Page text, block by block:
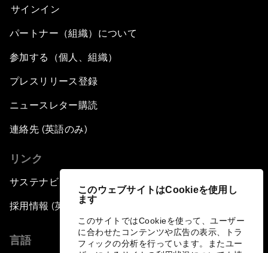
このウェブサイトはCookieを使用し
ます
このサイトではCookieを使って、ユーザー
に合わせたコンテンツや広告の表示、トラ
フィックの分析を行っています。またユー
サインイン
パートナー（組織）について
参加する（個人、組織）
プレスリリース登録
ニュースレター購読
連絡先 (英語のみ)
リンク
サステナビリティへの取り組み
採用情報 (英語のみ)
言語